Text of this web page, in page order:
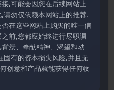
,可能会因您在后续网站上
请勿仅依赖本网站上的推荐.
在这些网站上购买的唯一信
前,您都应始终进行尽职调
景、奉献精神、渴望和动
固有的资本损失风险,并且无
创意和产品就能获得任何收